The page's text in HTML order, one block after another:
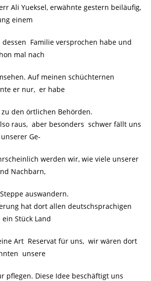
Ali Yueksel, erwähnte gestern beiläufig,
einem
Familie versprochen habe und
mal nach
Auf meinen schüchternen
er nur, er habe
den örtlichen Behörden.
raus, aber besonders schwer fällt uns
Ge-
werden wir, wie viele unserer
Nachbarn,
auswandern.
hat dort allen deutschsprachigen
Stück Land
Art Reservat für uns, wir wären dort
unsere
pflegen. Diese Idee beschäftigt uns